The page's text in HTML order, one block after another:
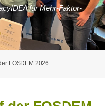
für Mehr-Faktor-
FOSDEM 2026